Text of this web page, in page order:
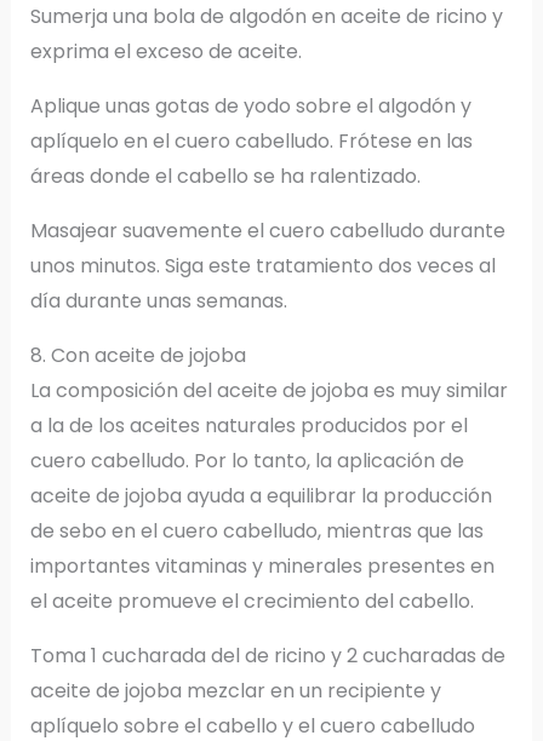
Sumerja una bola de algodón en aceite de ricino y
exprima el exceso de aceite.
Aplique unas gotas de yodo sobre el algodón y
aplíquelo en el cuero cabelludo. Frótese en las
áreas donde el cabello se ha ralentizado.
Masajear suavemente el cuero cabelludo durante
unos minutos. Siga este tratamiento dos veces al
día durante unas semanas.
8. Con aceite de jojoba
La composición del aceite de jojoba es muy similar
a la de los aceites naturales producidos por el
cuero cabelludo. Por lo tanto, la aplicación de
aceite de jojoba ayuda a equilibrar la producción
de sebo en el cuero cabelludo, mientras que las
importantes vitaminas y minerales presentes en
el aceite promueve el crecimiento del cabello.
Toma 1 cucharada del de ricino y 2 cucharadas de
aceite de jojoba mezclar en un recipiente y
aplíquelo sobre el cabello y el cuero cabelludo